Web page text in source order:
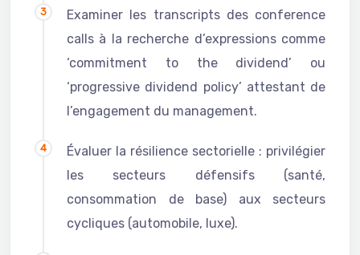
Examiner les transcripts des conference
calls à la recherche d’expressions comme
‘commitment to the dividend’ ou
‘progressive dividend policy’ attestant de
l’engagement du management.
Évaluer la résilience sectorielle : privilégier
les secteurs défensifs (santé,
consommation de base) aux secteurs
cycliques (automobile, luxe).